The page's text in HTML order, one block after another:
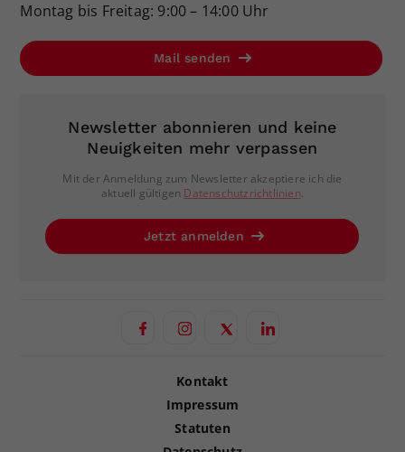
Montag bis Freitag: 9:00 – 14:00 Uhr
Mail senden
Newsletter abonnieren und keine
Neuigkeiten mehr verpassen
Mit der Anmeldung zum Newsletter akzeptiere ich die
aktuell gültigen Datenschutzrichtlinien.
Jetzt anmelden
Kontakt
Impressum
Statuten